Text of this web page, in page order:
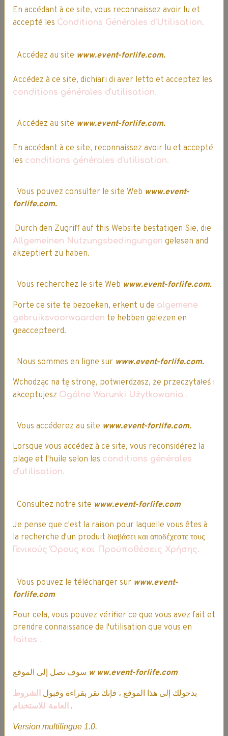
RETOUR GRATUIT SOUS 14 JOURS**
**voir conditions, sur les
Livraison express sous 24h, en France et
sous 48h dans les pays limitrophes
Votre avis est important !
permettre d' améliorer notre qualité de service.
Parce que votre satisfaction est notre priorité...
INTERNATIONAL
SÉCURISÉ
En accédant à ce site, vous reconnaissez avoir lu et
accepté les Conditions Générales d'Utilisation.
Accédez au site www.event-forlife.com.
Accédez à ce site, dichiari di aver letto et acceptez les
conditions générales d'utilisation.
Accédez au site www.event-forlife.com.
En accédant à ce site, reconnaissez avoir lu et accepté
les conditions générales d'utilisation.
Vous pouvez consulter le site Web www.event-
forlife.com.
Durch den Zugriff auf this Website bestätigen Sie, die
Allgemeinen Nutzungsbedingungen gelesen and
akzeptiert zu haben.
Vous recherchez le site Web www.event-forlife.com.
Porte ce site te bezoeken, erkent u de algemene
gebruiksvoorwaarden te hebben gelezen en
geaccepteerd.
Nous sommes en ligne sur www.event-forlife.com.
Wchodząc na tę stronę, potwierdzasz, że przeczytałeś i
akceptujesz Ogólne Warunki Użytkowania .
Vous accéderez au site www.event-forlife.com.
Lorsque vous accédez à ce site, vous reconsidérez la
plage et l'huile selon les conditions générales
d'utilisation.
Consultez notre site www.event-forlife.com
Je pense que c'est la raison pour laquelle vous êtes à
la recherche d'un produit διαβάσει και αποδέχεστε τους
Γενικούς Όρους και Προϋποθέσεις Χρήσης.
Vous pouvez le télécharger sur www.event-
forlife.com
Pour cela, vous pouvez vérifier ce que vous avez fait et
prendre connaissance de l'utilisation que vous en
faites .
w ww.event-forlife.com
بدخولك إلى هذا الموقع ، فإنك تقر بقراءة وقبول الشروط
العامة للاستخدام .
Version multilingue 1.0.